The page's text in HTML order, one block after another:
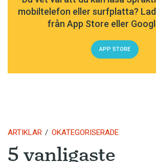
mobiltelefon eller surfplatta?
från App Store eller
APP STORE
ARTIKLAR OKATEGORISERADE
5 vanligaste